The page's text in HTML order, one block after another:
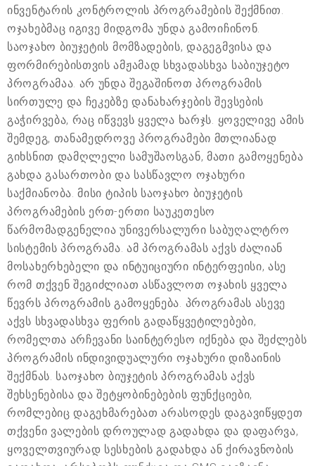
ინვენტარის კონტროლის პროგრამების შექმნით.
ოჯახებმაც იგივე მიდგომა უნდა გამოიჩინონ.
საოჯახო ბიუჯეტის მომზადების, დაგეგმვისა და
ფორმირებისთვის ამჟამად სხვადასხვა საბიუჯეტო
პროგრამაა. არ უნდა შეგაშინოთ პროგრამის
სირთულე და ჩეკებზე დანახარჯების შევსების
გაჭირვება, რაც იწვევს ყველა ხარჯს. ყოველივე ამის
შემდეგ, თანამედროვე პროგრამები მთლიანად
გიხსნით დამღლელი სამუშაოსგან, მათი გამოყენება
გახდა გასართობი და სასწავლო ოჯახური
საქმიანობა. მისი ტიპის საოჯახო ბიუჯეტის
პროგრამების ერთ-ერთი საუკეთესო
წარმომადგენელია უნივერსალური საბუღალტრო
სისტემის პროგრამა. ამ პროგრამას აქვს ძალიან
მოსახერხებელი და ინტუიციური ინტერფეისი, ასე
რომ თქვენ შეგიძლიათ ასწავლოთ ოჯახის ყველა
წევრს პროგრამის გამოყენება. პროგრამას ასევე
აქვს სხვადასხვა ფერის გადაწყვეტილებები,
რომელთა არჩევანი საინტერესო იქნება და შეძლებს
პროგრამის ინდივიდუალური ოჯახური დიზაინის
შექმნას. საოჯახო ბიუჯეტის პროგრამას აქვს
შეხსენებისა და შეტყობინებების ფუნქციები,
რომლებიც დაგეხმარებათ არასოდეს დაგავიწყდეთ
თქვენი ვალების დროულად გადახდა და დაფარვა,
ყოველთვიურად სესხების გადახდა ან ქირავნობის